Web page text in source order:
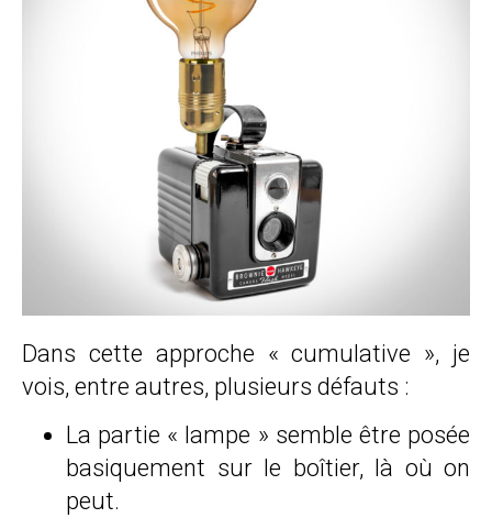
Dans cette approche « cumulative », je
vois, entre autres, plusieurs défauts :
La partie « lampe » semble être posée
basiquement sur le boîtier, là où on
peut.